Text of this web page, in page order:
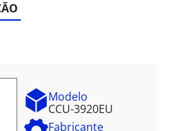
Modelo
CCU-3920EU
Fabricante